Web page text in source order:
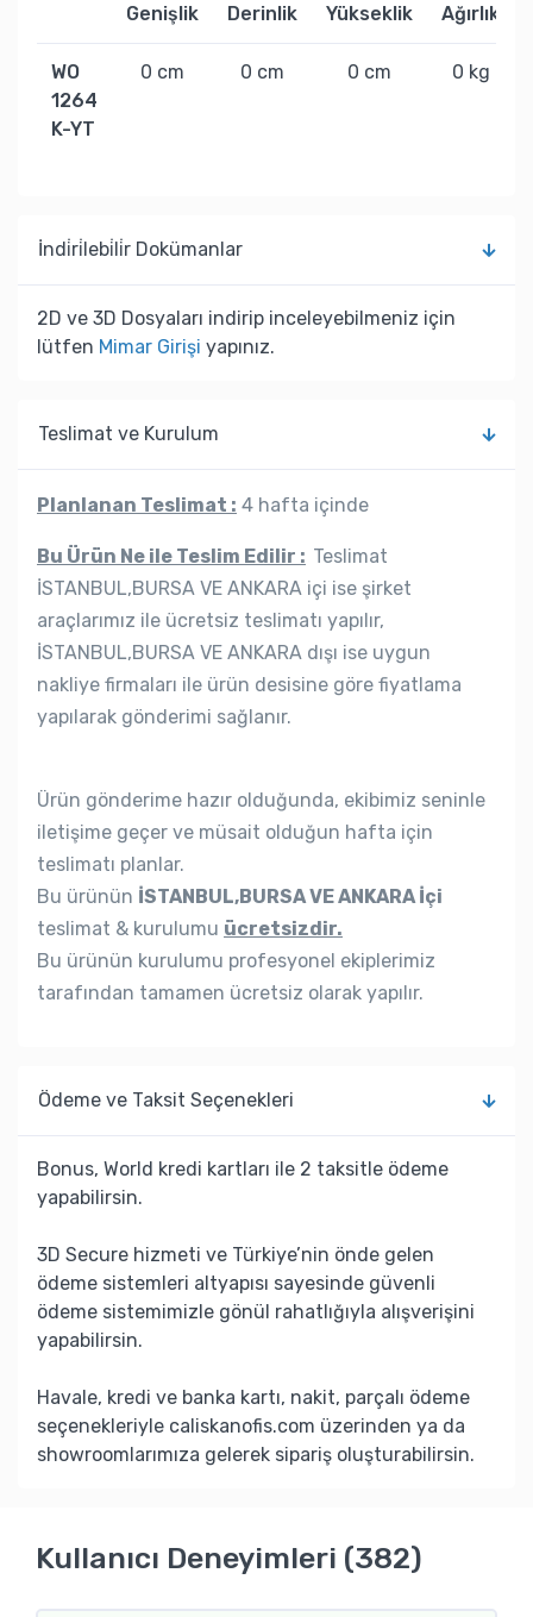
Genişlik Derinlik Yükseklik Ağırlık
WO
1264
K-YT
0 cm 0 cm 0 cm 0 kg
İndi̇ri̇lebi̇li̇r Dokümanlar
2D ve 3D Dosyaları indirip inceleyebilmeniz için
lütfen Mimar Girişi yapınız.
Teslimat ve Kurulum
Planlanan Teslimat : 4 hafta içinde
Bu Ürün Ne ile Teslim Edilir : Teslimat
İSTANBUL,BURSA VE ANKARA içi ise şirket
araçlarımız ile ücretsiz teslimatı yapılır,
İSTANBUL,BURSA VE ANKARA dışı ise uygun
nakliye firmaları ile ürün desisine göre fiyatlama
yapılarak gönderimi sağlanır.
Ürün gönderime hazır olduğunda, ekibimiz seninle
iletişime geçer ve müsait olduğun hafta için
teslimatı planlar.
Bu ürünün İSTANBUL,BURSA VE ANKARA İçi
teslimat & kurulumu ücretsizdir.
Bu ürünün kurulumu profesyonel ekiplerimiz
tarafından tamamen ücretsiz olarak yapılır.
Ödeme ve Taksit Seçenekleri
Bonus, World kredi kartları ile 2 taksitle ödeme
yapabilirsin.
3D Secure hizmeti ve Türkiye’nin önde gelen
ödeme sistemleri altyapısı sayesinde güvenli
ödeme sistemimizle gönül rahatlığıyla alışverişini
yapabilirsin.
Havale, kredi ve banka kartı, nakit, parçalı ödeme
seçenekleriyle caliskanofis.com üzerinden ya da
showroomlarımıza gelerek sipariş oluşturabilirsin.
Kullanıcı Deneyimleri (382)